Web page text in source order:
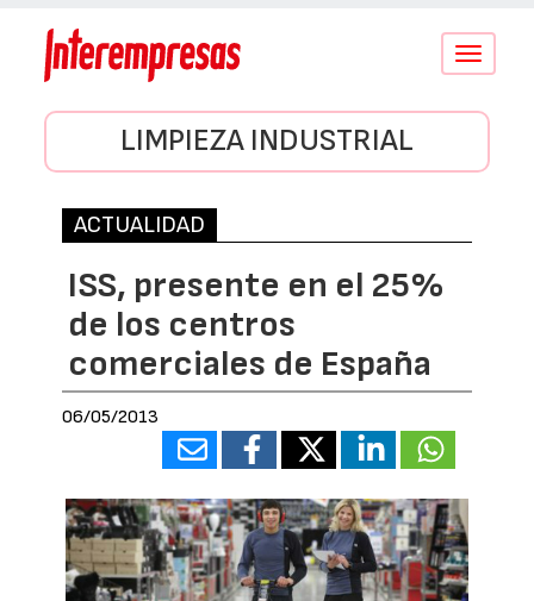
Conmutar
LIMPIEZA INDUSTRIAL
ACTUALIDAD
ISS, presente en el 25%
de los centros
comerciales de España
06/05/2013